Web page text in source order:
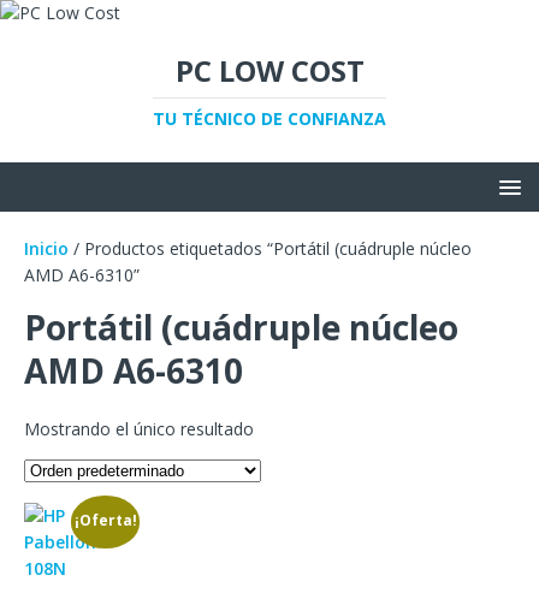
PC LOW COST
TU TÉCNICO DE CONFIANZA
Inicio / Productos etiquetados “Portátil (cuádruple núcleo
AMD A6-6310”
Portátil (cuádruple núcleo
AMD A6-6310
Mostrando el único resultado
¡Oferta!